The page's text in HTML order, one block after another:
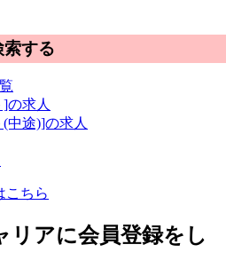
索する
の求人
中途)]の求人
こちら
リアに会員登録をし